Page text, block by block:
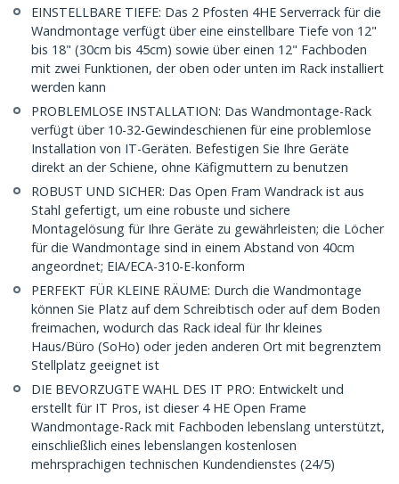
EINSTELLBARE TIEFE: Das 2 Pfosten 4HE Serverrack für die
Wandmontage verfügt über eine einstellbare Tiefe von 12"
bis 18" (30cm bis 45cm) sowie über einen 12" Fachboden
mit zwei Funktionen, der oben oder unten im Rack installiert
werden kann
PROBLEMLOSE INSTALLATION: Das Wandmontage-Rack
verfügt über 10-32-Gewindeschienen für eine problemlose
Installation von IT-Geräten. Befestigen Sie Ihre Geräte
direkt an der Schiene, ohne Käfigmuttern zu benutzen
ROBUST UND SICHER: Das Open Fram Wandrack ist aus
Stahl gefertigt, um eine robuste und sichere
Montagelösung für Ihre Geräte zu gewährleisten; die Löcher
für die Wandmontage sind in einem Abstand von 40cm
angeordnet; EIA/ECA-310-E-konform
PERFEKT FÜR KLEINE RÄUME: Durch die Wandmontage
können Sie Platz auf dem Schreibtisch oder auf dem Boden
freimachen, wodurch das Rack ideal für Ihr kleines
Haus/Büro (SoHo) oder jeden anderen Ort mit begrenztem
Stellplatz geeignet ist
DIE BEVORZUGTE WAHL DES IT PRO: Entwickelt und
erstellt für IT Pros, ist dieser 4 HE Open Frame
Wandmontage-Rack mit Fachboden lebenslang unterstützt,
einschließlich eines lebenslangen kostenlosen
mehrsprachigen technischen Kundendienstes (24/5)